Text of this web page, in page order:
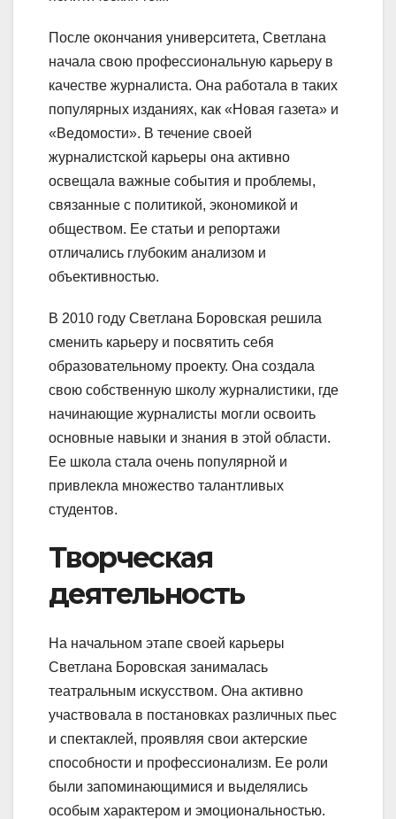
После окончания университета, Светлана
начала свою профессиональную карьеру в
качестве журналиста. Она работала в таких
популярных изданиях, как «Новая газета» и
«Ведомости». В течение своей
журналистской карьеры она активно
освещала важные события и проблемы,
связанные с политикой, экономикой и
обществом. Ее статьи и репортажи
отличались глубоким анализом и
объективностью.
В 2010 году Светлана Боровская решила
сменить карьеру и посвятить себя
образовательному проекту. Она создала
свою собственную школу журналистики, где
начинающие журналисты могли освоить
основные навыки и знания в этой области.
Ее школа стала очень популярной и
привлекла множество талантливых
студентов.
Творческая
деятельность
На начальном этапе своей карьеры
Светлана Боровская занималась
театральным искусством. Она активно
участвовала в постановках различных пьес
и спектаклей, проявляя свои актерские
способности и профессионализм. Ее роли
были запоминающимися и выделялись
особым характером и эмоциональностью.